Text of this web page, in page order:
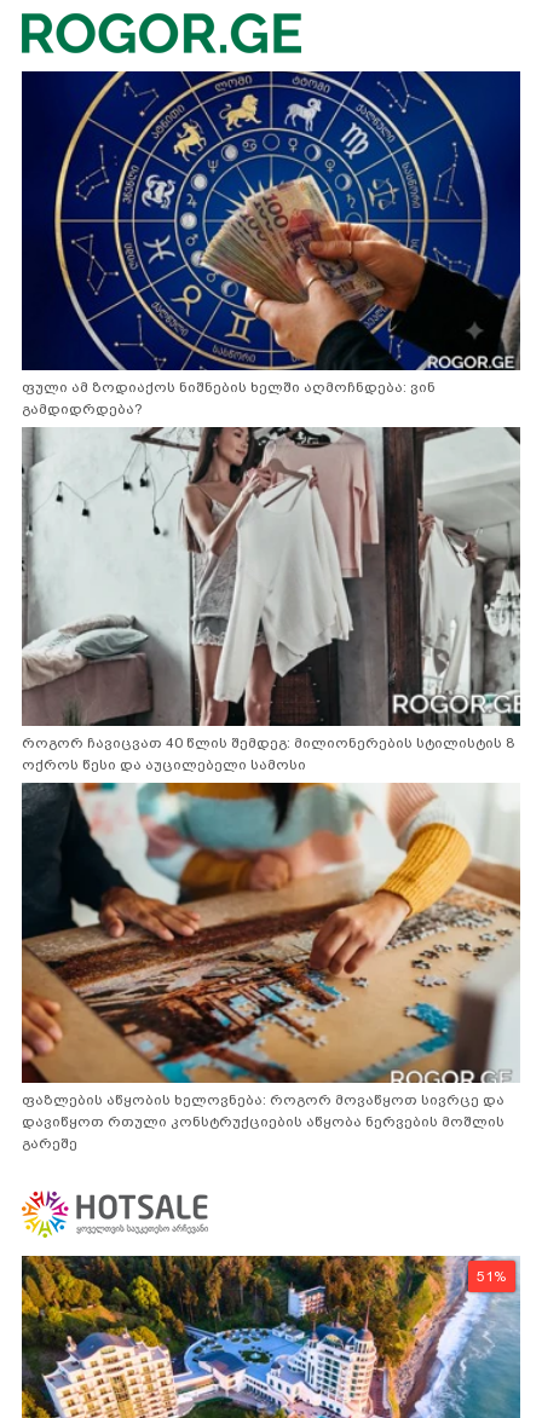
ფული ამ ზოდიაქოს ნიშნების ხელში აღმოჩნდება: ვინ
გამდიდრდება?
როგორ ჩავიცვათ 40 წლის შემდეგ: მილიონერების სტილისტის 8
ოქროს წესი და აუცილებელი სამოსი
ფაზლების აწყობის ხელოვნება: როგორ მოვაწყოთ სივრცე და
დავიწყოთ რთული კონსტრუქციების აწყობა ნერვების მოშლის
გარეშე
51%